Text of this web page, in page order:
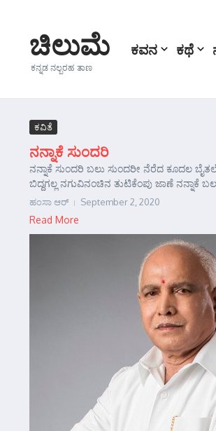
ಚಿಲುಮೆ
ಕನ್ನಡ ನಲ್ಬರಹ ತಾಣ
ಕವನ ಕಥೆ
ಕವಿತೆ
ನನ್ನಾಕೆ ಸುಂದರಿ
ನನ್ನಾಕೆ ಸುಂದರಿ ಬಲು ಸುಂದರೀ ನೆರೆದ ಕೂದಲ
ಬಿದ್ದಗಲ್ಲ ನಗುವಿನಂಚಿನ ತುಟಿಕೆಂಪು ಜಾಣೆ ನನ್ನಾಕೆ
ಹಂಸಾ ಆರ್‍ September 2, 2020
Read More